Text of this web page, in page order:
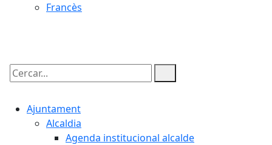
Francès
Cercar:
Ajuntament
Alcaldia
Agenda institucional alcalde